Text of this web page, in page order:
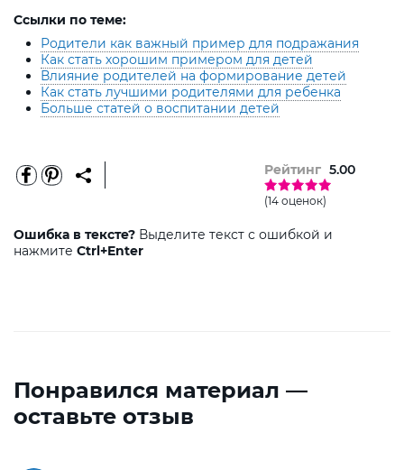
Ссылки по теме:
Родители как важный пример для подражания
Как стать хорошим примером для детей
Влияние родителей на формирование детей
Как стать лучшими родителями для ребенка
Больше статей о воспитании детей
Рейтинг 5.00
(14 оценок)
Ошибка в тексте? Выделите текст с ошибкой и
нажмите Ctrl+Enter
Понравился материал —
оставьте отзыв